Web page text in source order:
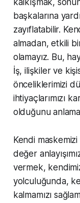
kalkışmak,
başkalarına
zayıflatabilir.
almadan, etkili
olamayız. Bu,
İş, ilişkiler ve
önceliklerimizi
ihtiyaçlarımızı
olduğunu
Kendi
değer
vermek,
yolculuğunda,
kalmamızı